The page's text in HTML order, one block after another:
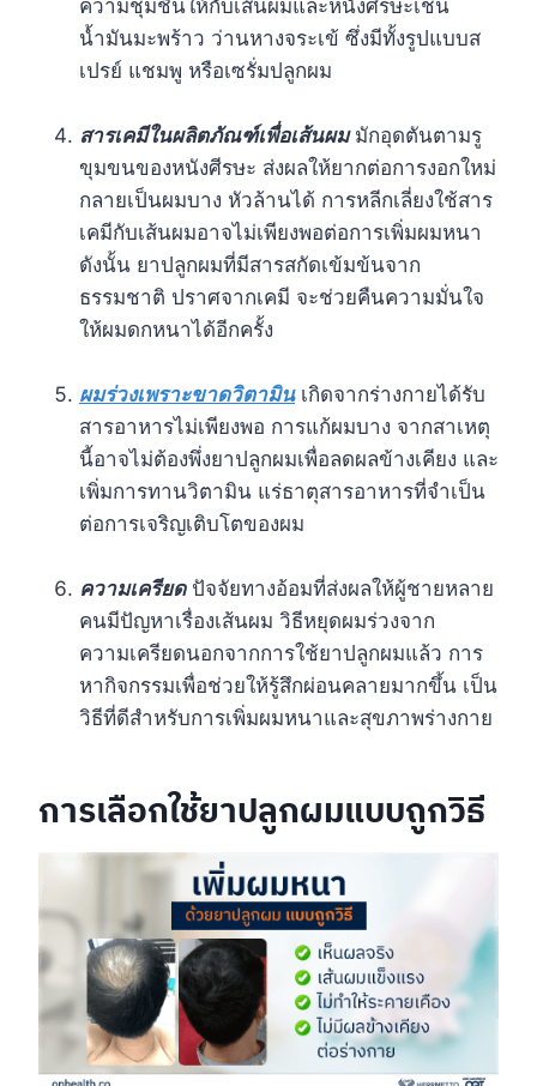
ความชุ่มชื้นให้กับเส้นผมและหนังศีรษะเช่น
น้ำมันมะพร้าว ว่านหางจระเข้ ซึ่งมีทั้งรูปแบบส
เปรย์ แชมพู หรือเซรั่มปลูกผม
สารเคมีในผลิตภัณฑ์เพื่อเส้นผมมักอุดตันตามรู
ขุมขนของหนังศีรษะ ส่งผลให้ยากต่อการงอกใหม่
กลายเป็นผมบาง หัวล้านได้ การหลีกเลี่ยงใช้สาร
เคมีกับเส้นผมอาจไม่เพียงพอต่อการเพิ่มผมหนา
ดังนั้น ยาปลูกผมที่มีสารสกัดเข้มข้นจาก
ธรรมชาติ ปราศจากเคมี จะช่วยคืนความมั่นใจ
ให้ผมดกหนาได้อีกครั้ง
ผมร่วงเพราะขาดวิตามินเกิดจากร่างกายได้รับ
สารอาหารไม่เพียงพอ การแก้ผมบาง จากสาเหตุ
นี้อาจไม่ต้องพึ่งยาปลูกผมเพื่อลดผลข้างเคียง และ
เพิ่มการทานวิตามิน แร่ธาตุสารอาหารที่จำเป็น
ต่อการเจริญเติบโตของผม
ความเครียดปัจจัยทางอ้อมที่ส่งผลให้ผู้ชายหลาย
คนมีปัญหาเรื่องเส้นผม วิธีหยุดผมร่วงจาก
ความเครียดนอกจากการใช้ยาปลูกผมแล้ว การ
หากิจกรรมเพื่อช่วยให้รู้สึกผ่อนคลายมากขึ้น เป็น
วิธีที่ดีสำหรับการเพิ่มผมหนาและสุขภาพร่างกาย
การเลือกใช้ยาปลูกผมแบบถูกวิธี